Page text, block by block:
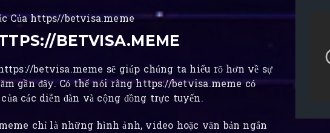
BETVISA.MEME
betvisa.meme sẽ giúp chúng ta hiểu rõ hơn về sự
gần đây. Có thể nói rằng https://betvisa.meme có
các diễn đàn và cộng đồng trực tuyến.
chỉ là những hình ảnh, video hoặc văn bản ngắn